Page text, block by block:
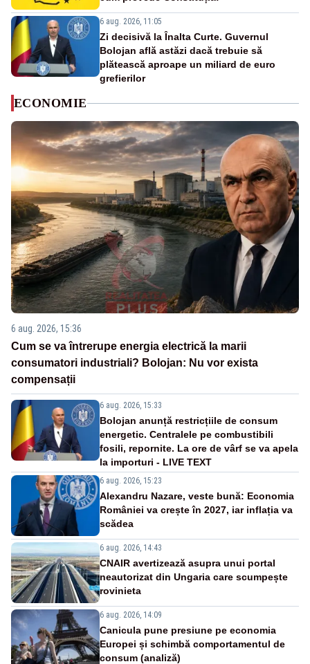
6 aug. 2026, 11:05
Zi decisivă la Înalta Curte. Guvernul
Bolojan află astăzi dacă trebuie să
plătească aproape un miliard de euro
grefierilor
ECONOMIE
6 aug. 2026, 15:36
Cum se va întrerupe energia electrică la marii
consumatori industriali? Bolojan: Nu vor exista
compensații
6 aug. 2026, 15:33
Bolojan anunță restricțiile de consum
energetic. Centralele pe combustibili
fosili, repornite. La ore de vârf se va apela
la importuri - LIVE TEXT
6 aug. 2026, 15:23
Alexandru Nazare, veste bună: Economia
României va crește în 2027, iar inflația va
scădea
6 aug. 2026, 14:43
CNAIR avertizează asupra unui portal
neautorizat din Ungaria care scumpește
rovinieta
6 aug. 2026, 14:09
Canicula pune presiune pe economia
Europei și schimbă comportamentul de
consum (analiză)